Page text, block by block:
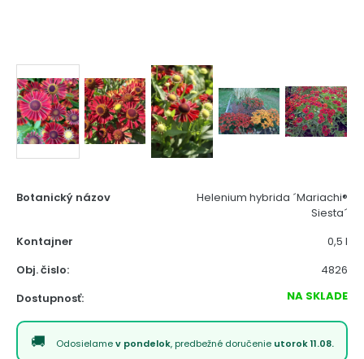
Botanický názov
Helenium hybrida ´Mariachi®
Siesta´
Kontajner
0,5 l
Obj. čislo:
4826
Dostupnosť:
NA SKLADE
Odosielamev pondelok, predbežné doručenie utorok 11.08.